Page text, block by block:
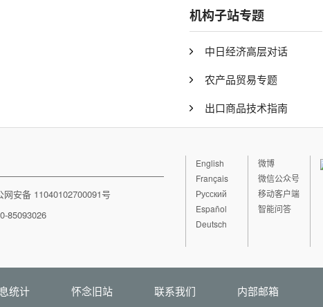
机构子站专题
中日经济高层对话
农产品贸易专题
出口商品技术指南
网安备 11040102700091号
85093026
English
Français
Русский
Español
Deutsch
微博
微信公众号
移动客户端
智能问答
统计 怀念旧站 联系我们 内部邮箱